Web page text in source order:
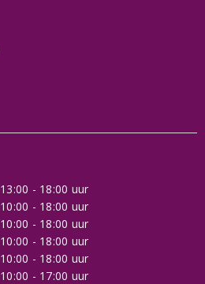
13:00 - 18:00 uur
10:00 - 18:00 uur
10:00 - 18:00 uur
10:00 - 18:00 uur
10:00 - 18:00 uur
10:00 - 17:00 uur